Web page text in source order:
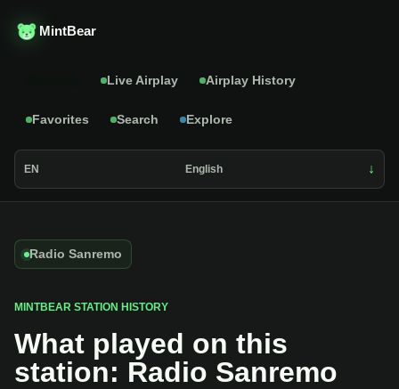
MintBear
Live Airplay Airplay History
Favorites Search Explore
EN English
Radio Sanremo
MINTBEAR STATION HISTORY
What played on this
station: Radio Sanremo